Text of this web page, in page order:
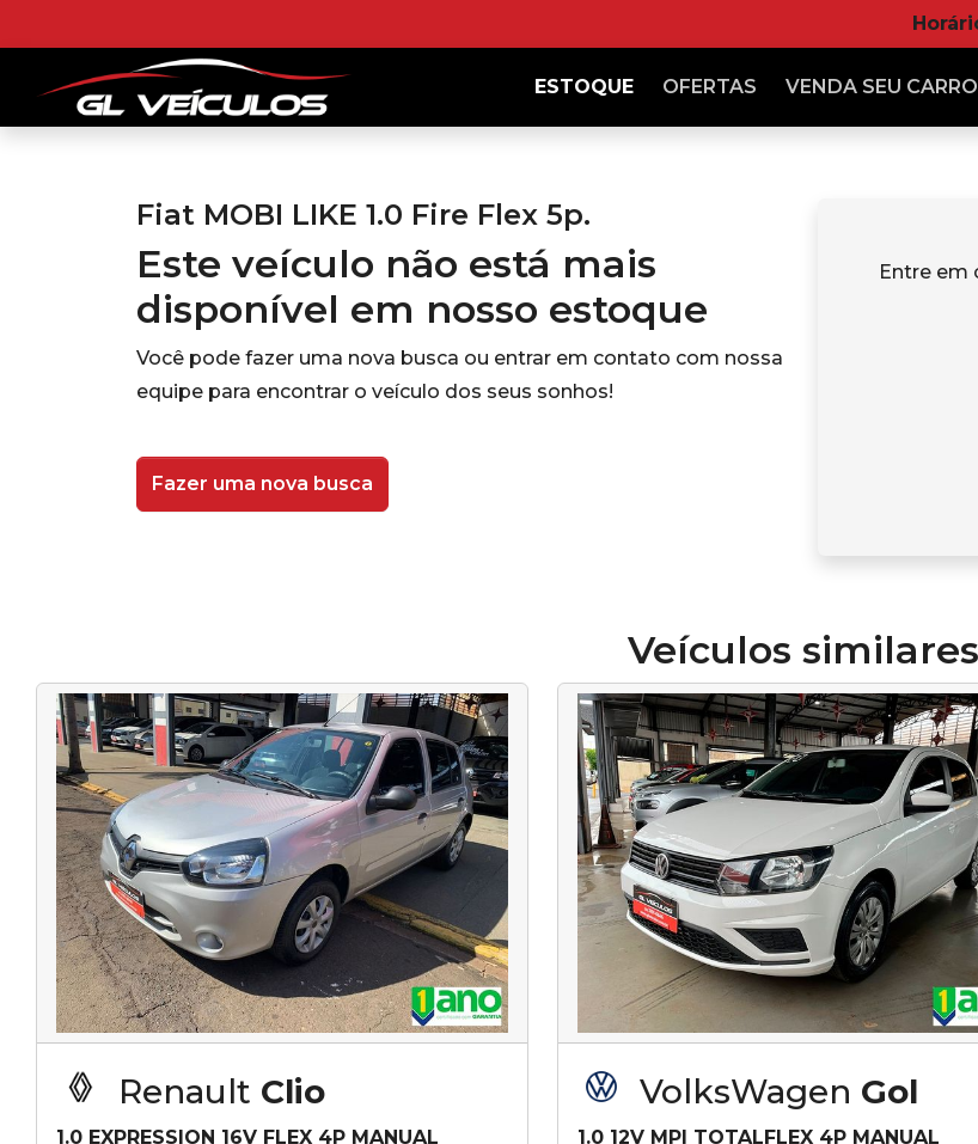
ESTOQUE OFERTAS VENDA SEU CARRO
Fiat MOBI LIKE 1.0 Fire Flex 5p.
Este veículo não está mais
disponível em nosso estoque
Você pode fazer uma nova busca ou entrar em contato com nossa
equipe para encontrar o veículo dos seus sonhos!
Fazer uma nova busca
Entre em
Veículos similares
Renault Clio
1.0 EXPRESSION 16V FLEX 4P MANUAL
VolksWagen Gol
1.0 12V MPI TOTALFLEX 4P MANUAL